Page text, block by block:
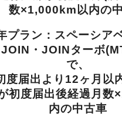
数×1,000km以内の
プラン：スペーシア
JOIN・JOINターボ
で、
届出より12ヶ月以
初度届出後経過月数
内の中古車